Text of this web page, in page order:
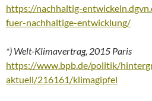
https://nachhaltig-
fuer-nachhaltige-entwicklung/
*) Welt-Klimavertrag, 2015 Paris
https://www.bpb.de/politik/
aktuell/216161/klimagipfel